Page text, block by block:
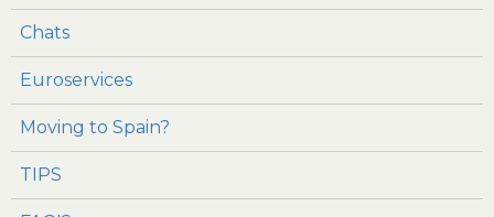
Chats
Euroservices
Moving to Spain?
TIPS